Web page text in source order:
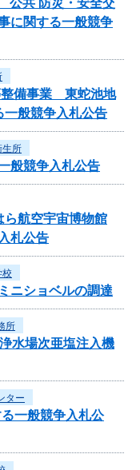
に関する一般競争
整備事業 東蛇池地
般競争入札公告
生所
般競争入札公告
ら航空宇宙博物館
札公告
校
ニショベルの調達
所
水場次亜塩注入機
ター
一般競争入札公